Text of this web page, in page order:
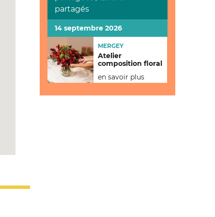
partagés
14 septembre 2026
MERGEY
Atelier
composition floral
en savoir plus